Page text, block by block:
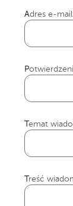
Adres e-
Temat
Treść